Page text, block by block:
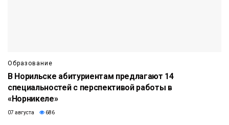
Образование
В Норильске абитуриентам предлагают 14
специальностей с перспективой работы в
«Норникеле»
07 августа 686